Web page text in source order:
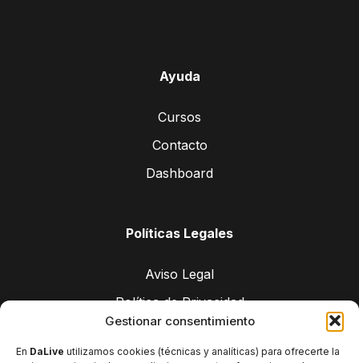
Gestionar consentimiento
En DaLive utilizamos cookies (técnicas y analíticas) para ofrecerte la
Ayuda
Cursos
Contacto
Dashboard
Políticas Legales
Aviso Legal
Política de Privacidad
Política de cookies (UE)
Términos y Condiciones de Uso